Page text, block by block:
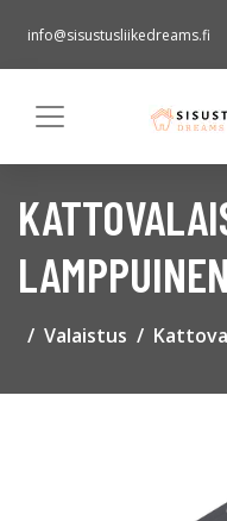
info@sisustusliikedreams.fi
Valaistus